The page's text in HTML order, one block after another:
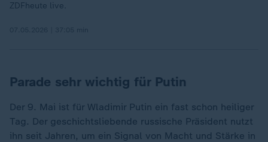
ZDFheute live.
Parade sehr wichtig für Putin
Der 9. Mai ist für Wladimir Putin ein fast schon heiliger
Tag. Der geschichtsliebende russische Präsident nutzt
ihn seit Jahren, um ein Signal von Macht und Stärke in